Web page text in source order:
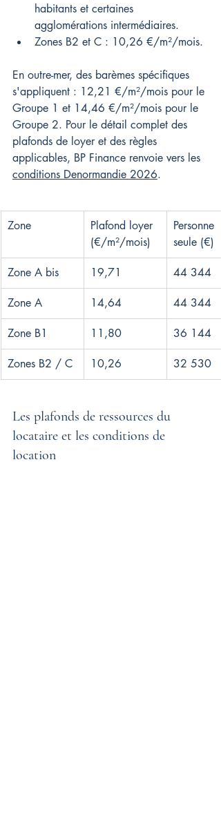
habitants et certaines
agglomérations intermédiaires.
Zones B2 et C : 10,26 €/m²/mois.
En outre-mer, des barèmes spécifiques
s'appliquent : 12,21 €/m²/mois pour le
Groupe 1 et 14,46 €/m²/mois pour le
Groupe 2. Pour le détail complet des
plafonds de loyer et des règles
applicables, BP Finance renvoie vers les
conditions Denormandie 2026.
Zone
Plafond loyer
(€/m²/mois)
Personne
seule (€)
Zone A bis 19,71 44 344
Zone A 14,64 44 344
Zone B1 11,80 36 144
Zones B2 / C 10,26 32 530
Les plafonds de ressources du
locataire et les conditions de
location